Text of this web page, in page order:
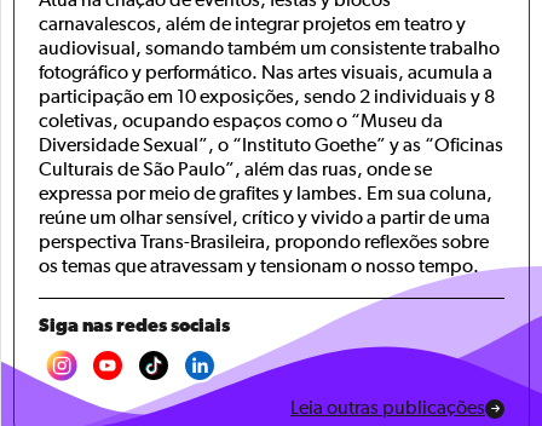
carnavalescos, além de integrar projetos em teatro y
audiovisual, somando também um consistente trabalho
fotográfico y performático. Nas artes visuais, acumula a
participação em 10 exposições, sendo 2 individuais y 8
coletivas, ocupando espaços como o “Museu da
Diversidade Sexual”, o “Instituto Goethe” y as “Oficinas
Culturais de São Paulo”, além das ruas, onde se
expressa por meio de grafites y lambes. Em sua coluna,
reúne um olhar sensível, crítico y vivido a partir de uma
perspectiva Trans-Brasileira, propondo reflexões sobre
os temas que atravessam y tensionam o nosso tempo.
Siga nas redes sociais
Leia outras publicações